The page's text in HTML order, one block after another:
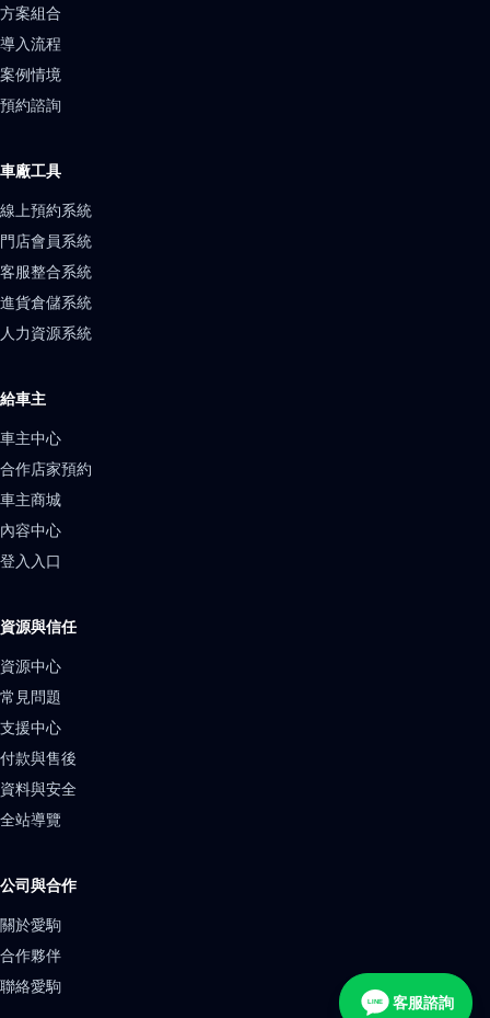
方案組合
導入流程
案例情境
預約諮詢
車廠工具
線上預約系統
門店會員系統
客服整合系統
進貨倉儲系統
人力資源系統
給車主
車主中心
合作店家預約
車主商城
內容中心
登入入口
資源與信任
資源中心
常見問題
支援中心
付款與售後
資料與安全
全站導覽
公司與合作
關於愛駒
合作夥伴
聯絡愛駒
LINE 客服諮詢